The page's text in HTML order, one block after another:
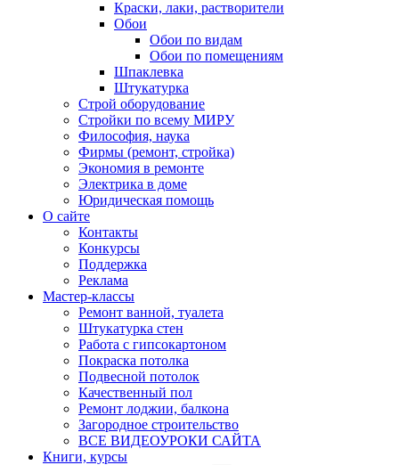
Краски, лаки, растворители
Обои
Обои по видам
Обои по помещениям
Шпаклевка
Штукатурка
Строй оборудование
Стройки по всему МИРУ
Философия, наука
Фирмы (ремонт, стройка)
Экономия в ремонте
Электрика в доме
Юридическая помощь
О сайте
Контакты
Конкурсы
Поддержка
Реклама
Мастер-классы
Ремонт ванной, туалета
Штукатурка стен
Работа с гипсокартоном
Покраска потолка
Подвесной потолок
Качественный пол
Ремонт лоджии, балкона
Загородное строительство
ВСЕ ВИДЕОУРОКИ САЙТА
Книги, курсы